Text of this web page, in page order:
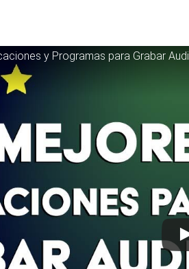
y Programas para Grabar